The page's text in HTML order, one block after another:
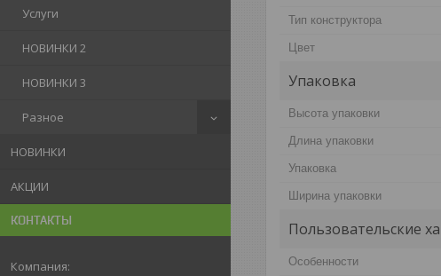
Услуги
НОВИНКИ 2
НОВИНКИ 3
Разное
НОВИНКИ
АКЦИИ
КОНТАКТЫ
Тип конструктора
Цвет
Упаковка
Высота упаковки
Длина упаковки
Упаковка
Ширина упаковки
Пользовательские
Особенности